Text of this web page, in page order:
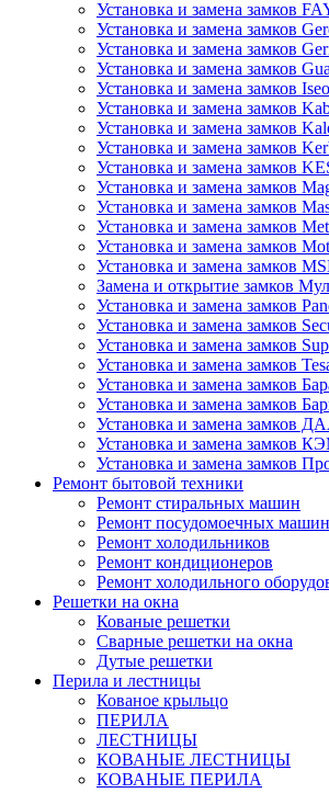
Установка и замена замков
Установка и замена замков
Установка и замена замков
Установка и замена замков
Установка и замена замков Iseo
Установка и замена замков
Установка и замена замков
Установка и замена замков
Установка и замена замков
Установка и замена замков
Установка и замена замков
Установка и замена замков
Установка и замена замков
Установка и замена замков
Замена и открытие замков
Установка и замена замков
Установка и замена замков
Установка и замена замков
Установка и замена замков
Установка и замена замков
Установка и замена замков
Установка и замена замков
Установка и замена замков
Установка и замена замков
Ремонт бытовой техники
Ремонт стиральных машин
Ремонт посудомоечных машин
Ремонт холодильников
Ремонт кондиционеров
Ремонт холодильного
Решетки на окна
Кованые решетки
Сварные решетки на окна
Дутые решетки
Перила и лестницы
Кованое крыльцо
ПЕРИЛА
ЛЕСТНИЦЫ
КОВАНЫЕ ЛЕСТНИЦЫ
КОВАНЫЕ ПЕРИЛА